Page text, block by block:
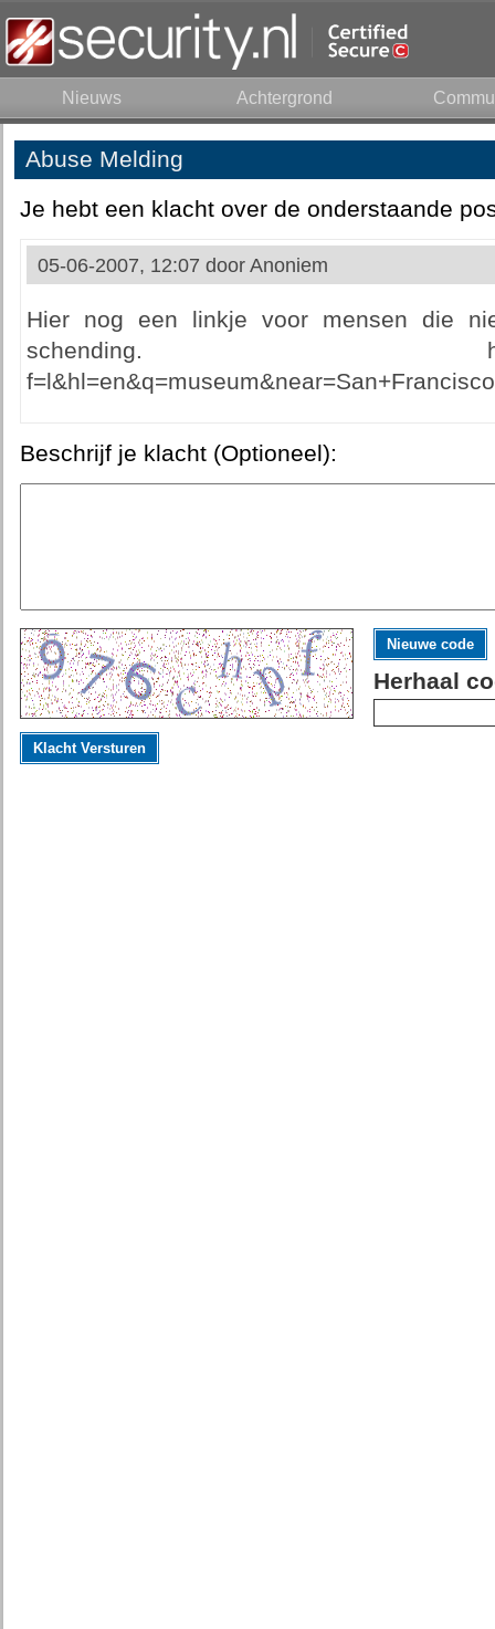
Nieuws Achtergrond
Abuse Melding
Je hebt een klacht over de onderstaande
05-06-2007, 12:07 door Anoniem
Hier nog een linkje voor mensen die
schending. http://
Beschrijf je klacht (Optioneel):
Nieuwe code
Herhaal
Klacht Versturen